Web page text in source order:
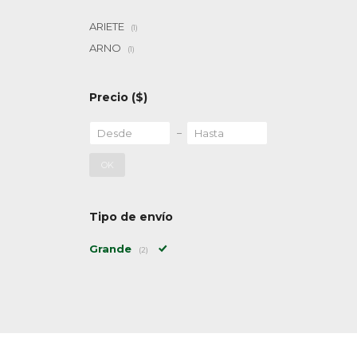
ARIETE (1)
ARNO (1)
Precio ($)
OK
Tipo de envío
Grande (2)